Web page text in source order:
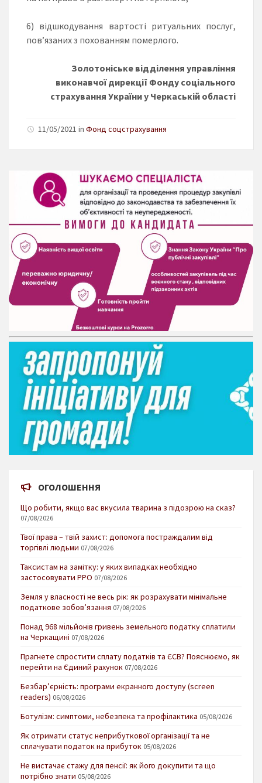
6) відшкодування вартості ритуальних послуг,
пов’язаних з похованням померлого.
Золотоніське відділення управління
виконавчої дирекції Фонду соціального
страхування України у Черкаській області
11/05/2021 in Фонд соцстрахування
ОГОЛОШЕННЯ
Що робити, якщо вас вкусила тварина з підозрою на сказ?
07/08/2026
Твої права – твій захист: допомога постраждалим від
торгівлі людьми 07/08/2026
Таксистам на замітку: у яких випадках необхідно
застосовувати РРО 07/08/2026
Земля у власності не весь рік: як розрахувати мінімальне
податкове зобов’язання 07/08/2026
Понад 968 мільйонів гривень земельного податку сплатили
на Черкащині 07/08/2026
Прагнете спростити сплату податків та ЄСВ? Пояснюємо, як
перейти на Єдиний рахунок 07/08/2026
Безбар’єрність: програми екранного доступу (screen
readers) 06/08/2026
Ботулізм: симптоми, небезпека та профілактика 05/08/2026
Як отримати статус неприбуткової організації та не
сплачувати податок на прибуток 05/08/2026
Не вистачає стажу для пенсії: як його докупити та що
потрібно знати 05/08/2026